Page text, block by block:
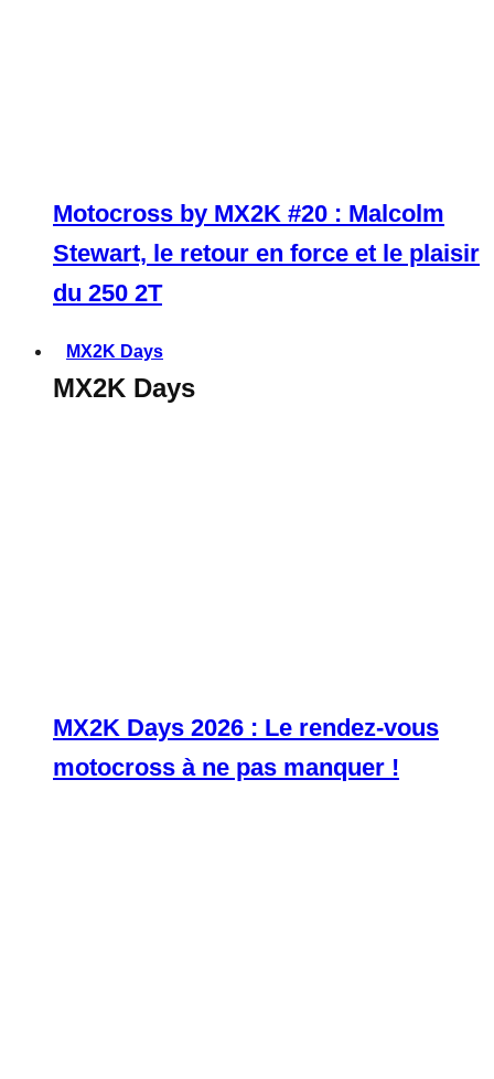
Motocross by MX2K #20 : Malcolm
Stewart, le retour en force et le plaisir
du 250 2T
MX2K Days
MX2K Days
MX2K Days 2026 : Le rendez-vous
motocross à ne pas manquer !